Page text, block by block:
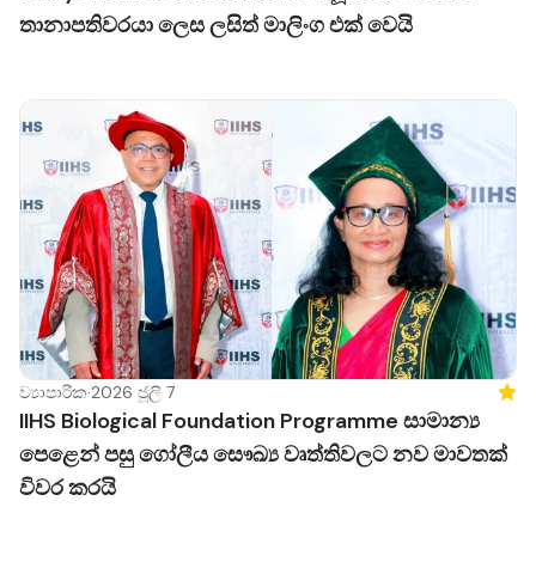
තානාපතිවරයා ලෙස ලසිත් මාලිංග එක් වෙයි
ව්‍යාපාරික·2026 ජූලි 7
IIHS Biological Foundation Programme සාමාන්‍ය
පෙළෙන් පසු ගෝලීය සෞඛ්‍ය වෘත්තිවලට නව මාවතක්
විවර කරයි